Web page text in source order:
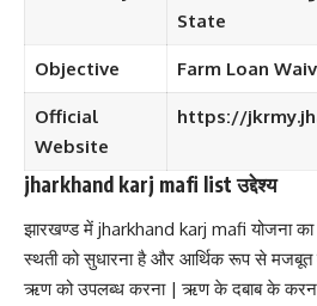
State
Objective Farm Loan
Official
Website
https://
jharkhand karj mafi list उद्देश्य
झारखण्ड में jharkhand karj mafi योजना का
स्थती को सुधारना है और आर्थिक रूप से
ऋण को उपलब्ध करना | ऋण के दबाब के करना